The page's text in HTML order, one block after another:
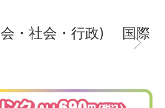
・社会・行政) 国際